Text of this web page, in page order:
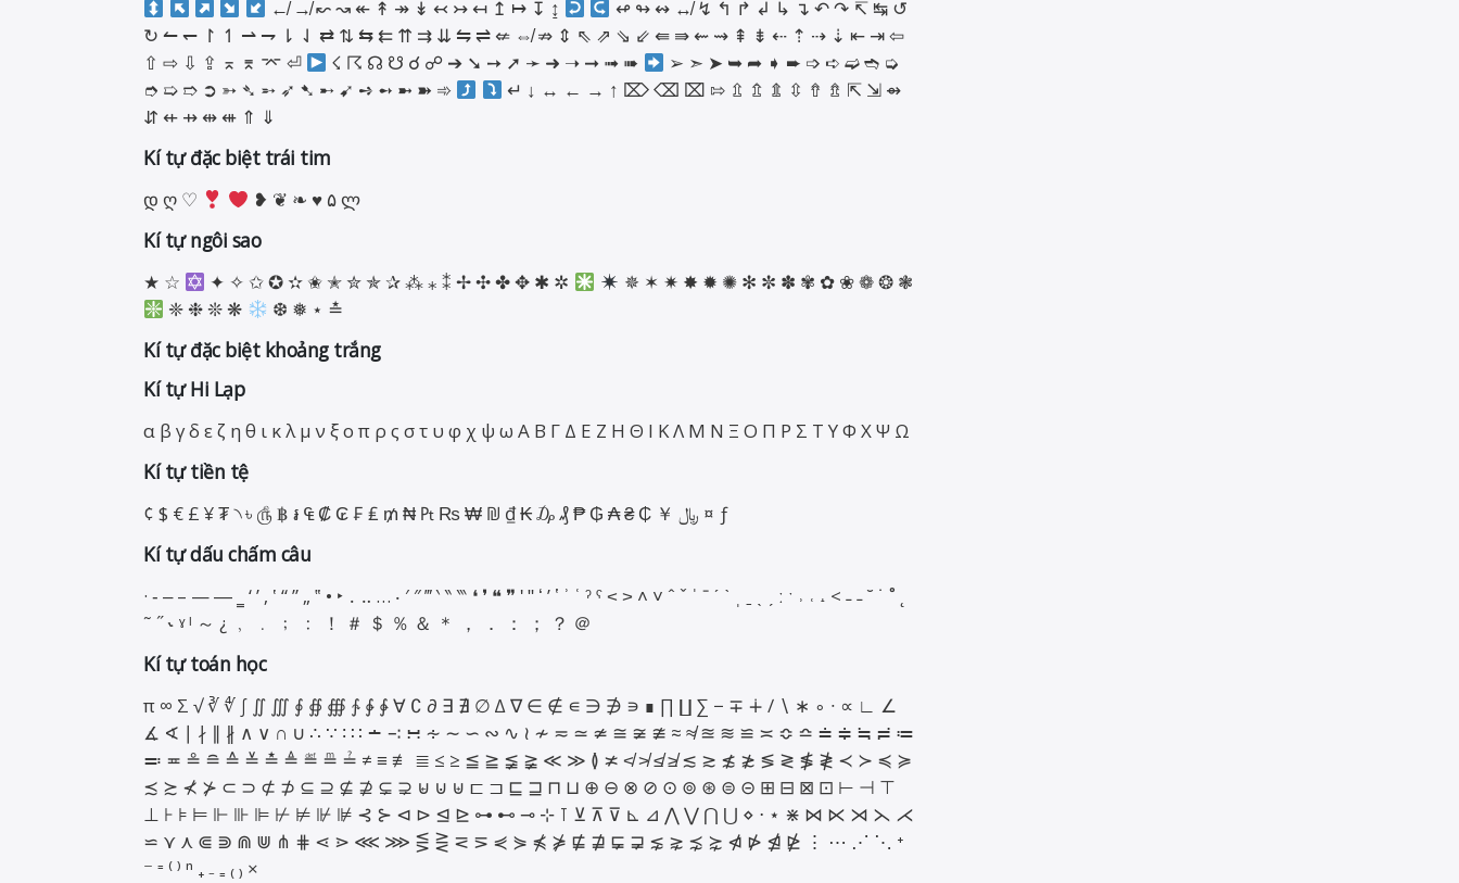
↚ ↛ ↜ ↝ ↞ ↟ ↠ ↡ ↢ ↣ ↤ ↥ ↦ ↧ ↨
↫ ↬ ↭ ↮ ↯ ↰ ↱ ↲ ↳ ↴ ↶ ↷ ↸ ↹ ↺
↻ ↼ ↽ ↾ ↿ ⇀ ⇁ ⇂ ⇃ ⇄ ⇅ ⇆ ⇇ ⇈ ⇉ ⇊ ⇋ ⇌ ⇍ ⇎ ⇏ ⇕ ⇖ ⇗ ⇘ ⇙ ⇚ ⇛ ⇜ ⇝ ⇞ ⇟ ⇠ ⇡ ⇢ ⇣ ⇤ ⇥ ⇦
⇧ ⇨ ⇩ ⇪ ⌅ ⌆ ⌤ ⏎
☇ ☈ ☊ ☋ ☌ ☍ ➔ ➘ ➙ ➚ ➛ ➜ ➝ ➞ ➟ ➠
➢ ➣ ➤ ➥ ➦ ➧ ➨ ➩ ➪ ➫ ➬ ➭
➮ ➯ ➱ ➲ ➳ ➴ ➵ ➶ ➷ ➸ ➹ ➺ ➻ ➼ ➽ ➾
↵ ↓ ↔ ← → ↑ ⌦ ⌫ ⌧ ⇰ ⇫ ⇬ ⇭ ⇳ ⇮ ⇯ ⇱ ⇲ ⇴
⇵ ⇷ ⇸ ⇹ ⇺ ⇑ ⇓
Kí tự đặc biệt trái tim
დ ღ ♡ ❥ ❦ ❧ ♥۵ ლ
Kí tự ngôi sao
★ ☆ ✦ ✧ ✩ ✪ ✫ ✬ ✭ ✮ ✯ ✰ ⁂ ⁎ ⁑ ✢ ✣ ✤ ✥ ✱ ✲
✵ ✶ ✷ ✸ ✹ ✺ ✻ ✼ ✽ ✾ ✿ ❀ ❁ ❂ ❃
❈ ❉ ❊ ❋
❆ ❅ ⋆ ≛
Kí tự đặc biệt khoảng trắng
Kí tự Hi Lạp
α β γ δ ε ζ η θ ι κ λ μ ν ξ ο π ρ ς σ τ υ φ χ ψ ω Α Β Γ Δ Ε Ζ Η Θ Ι Κ Λ Μ Ν Ξ Ο Π Ρ Σ Τ Υ Φ Χ Ψ Ω
Kí tự tiền tệ
¢ $ € £ ¥ ₮ ৲ ৳ ௹ ฿ ៛ ₠ ₡ ₢ ₣ ₤ ₥ ₦ ₧ ₨ ₩ ₪ ₫ ₭ ₯ ₰ ₱ ₲ ₳ ₴ ₵ ￥ ﷼ ¤ ƒ
Kí tự dấu chấm câu
· ‑ ‒ – — ― ‗ ‘ ’ ‚ ‛ “ ” „ ‟ • ‣ ․ ‥ … ‧ ′ ″ ‴ ‵ ‶ ‷ ❛ ❜ ❝ ❞ ʹ ʺ ʻ ʼ ʽ ʾ ʿ ˀ ˁ ˂ ˃ ˄ ˅ ˆ ˇ ˈ ˉ ˊ ˋ ˌ ˍ ˎ ˏ ː ˑ ˒ ˓ ˔ < ˗ ˗ ˘ ˙ ˚ ˛
˜ ˝ ˞ ˠ ˡ ～ ¿ ﹐ ﹒ ﹔ ﹕ ！ ＃ ＄ ％ ＆ ＊ ， ． ： ； ？ ＠
Kí tự toán học
π ∞ Σ √ ∛ ∜ ∫ ∬ ∭ ∮ ∯ ∰ ∱ ∲ ∳ ∀ ∁ ∂ ∃ ∄ ∅ ∆ ∇ ∈ ∉ ∊ ∋ ∌ ∍ ∎ ∏ ∐ ∑ − ∓ ∔ ∕ ∖ ∗ ∘ ∙ ∝ ∟ ∠
∡ ∢ ∣ ∤ ∥ ∦ ∧ ∨ ∩ ∪ ∴ ∵ ∶ ∷ ∸ ∹ ∺ ∻ ∼ ∽ ∾ ∿ ≀ ≁ ≂ ≃ ≄ ≅ ≆ ≇ ≈ ≉ ≊ ≋ ≌ ≍ ≎ ≏ ≐ ≑ ≒ ≓ ≔
≕ ≖ ≗ ≘ ≙ ≚ ≛ ≜ ≝ ≞ ≟ ≠ ≡ ≢ ≣ ≤ ≥ ≦ ≧ ≨ ≩ ≪ ≫ ≬ ≭ ≮ ≯ ≰ ≱ ≲ ≳ ≴ ≵ ≶ ≷ ≸ ≹ ≺ ≻ ≼ ≽
≾ ≿ ⊀ ⊁ ⊂ ⊃ ⊄ ⊅ ⊆ ⊇ ⊈ ⊉ ⊊ ⊋ ⊌ ⊍ ⊎ ⊏ ⊐ ⊑ ⊒ ⊓ ⊔ ⊕ ⊖ ⊗ ⊘ ⊙ ⊚ ⊛ ⊜ ⊝ ⊞ ⊟ ⊠ ⊡ ⊢ ⊣ ⊤
⊥ ⊦ ⊧ ⊨ ⊩ ⊪ ⊫ ⊬ ⊭ ⊮ ⊯ ⊰ ⊱ ⊲ ⊳ ⊴ ⊵ ⊶ ⊷ ⊸ ⊹ ⊺ ⊻ ⊼ ⊽ ⊾ ⊿ ⋀ ⋁ ⋂ ⋃ ⋄ ⋅ ⋆ ⋇ ⋈ ⋉ ⋊ ⋋ ⋌
⋍ ⋎ ⋏ ⋐ ⋑ ⋒ ⋓ ⋔ ⋕ ⋖ ⋗ ⋘ ⋙ ⋚ ⋛ ⋜ ⋝ ⋞ ⋟ ⋠ ⋡ ⋢ ⋣ ⋤ ⋥ ⋦ ⋧ ⋨ ⋩ ⋪ ⋫ ⋬ ⋭ ⋮ ⋯ ⋰ ⋱ ⁺
⁻ ⁼ ⁽ ⁾ ⁿ ₊ ₋ ₌ ₍ ₎ ×